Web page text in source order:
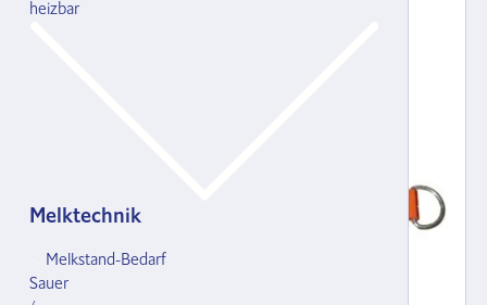
heizbar
Melktechnik
Melkstand-Bedarf
Sauer